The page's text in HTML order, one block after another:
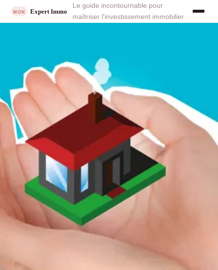
Le guide incontournable pour
maîtriser l'investissement immobilier